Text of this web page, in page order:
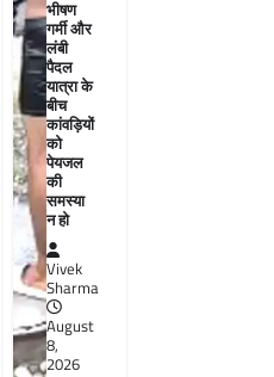
भीषण
गर्मी और
लंबी
पैदल
यात्रा के
बीच
कांवड़ियों
को
पेयजल
की
समस्या
न हो
Vivek
Sharma
August
8,
2026